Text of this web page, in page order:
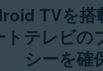
TVを搭
トテレビの
シーを確